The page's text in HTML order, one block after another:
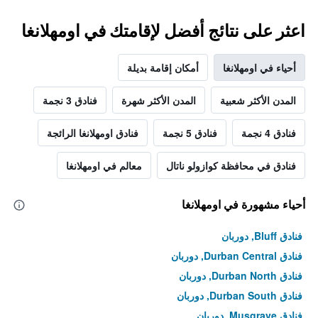
اعثر على نتائج أفضل لإقامتك في اومهلانغا
أحياء في اومهلانغا أمكان إقامة بديلة
المدن الأكثر شعبية المدن الأكثر شهرة فنادق 3 نجمة
فنادق 4 نجمة فنادق 5 نجمة فنادق اومهلانغا الرائجة
فنادق في محافظة كوازولو ناتال معالم في اومهلانغا
أحياء مشهورة في اومهلانغا
فنادق Bluff, دوربان
فنادق Durban Central, دوربان
فنادق Durban North, دوربان
فنادق Durban South, دوربان